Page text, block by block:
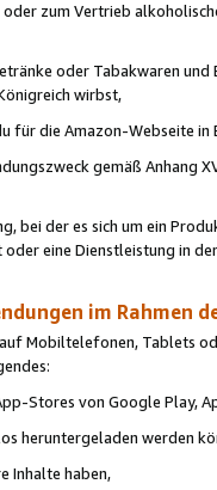
zum Vertrieb
oder Tabakwaren
wirbst,
für die Amazon-Webseite in
gemäß Anhang
bei der es sich um ein
eine Dienstleistung in
im Rahmen
Mobiltelefonen, Tablets
Stores von Google Play,
heruntergeladen werden
Inhalte haben,